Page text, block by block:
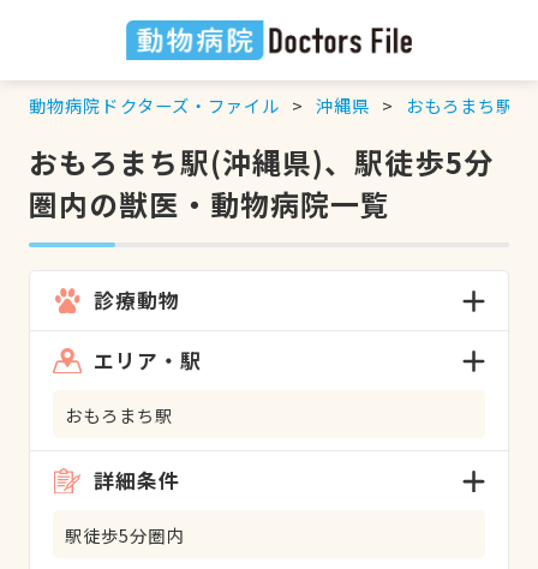
動物病院ドクターズ・ファイル 沖縄県 おもろまち駅
おもろまち駅(沖縄県)、駅徒歩5分
圏内の獣医・動物病院一覧
診療動物
エリア・駅
おもろまち駅
詳細条件
駅徒歩5分圏内